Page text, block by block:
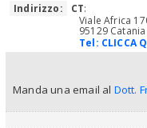
Indirizzo:
CT:
Viale Africa
95129 Catania
Tel: CLICCA
Manda una email al Dott.